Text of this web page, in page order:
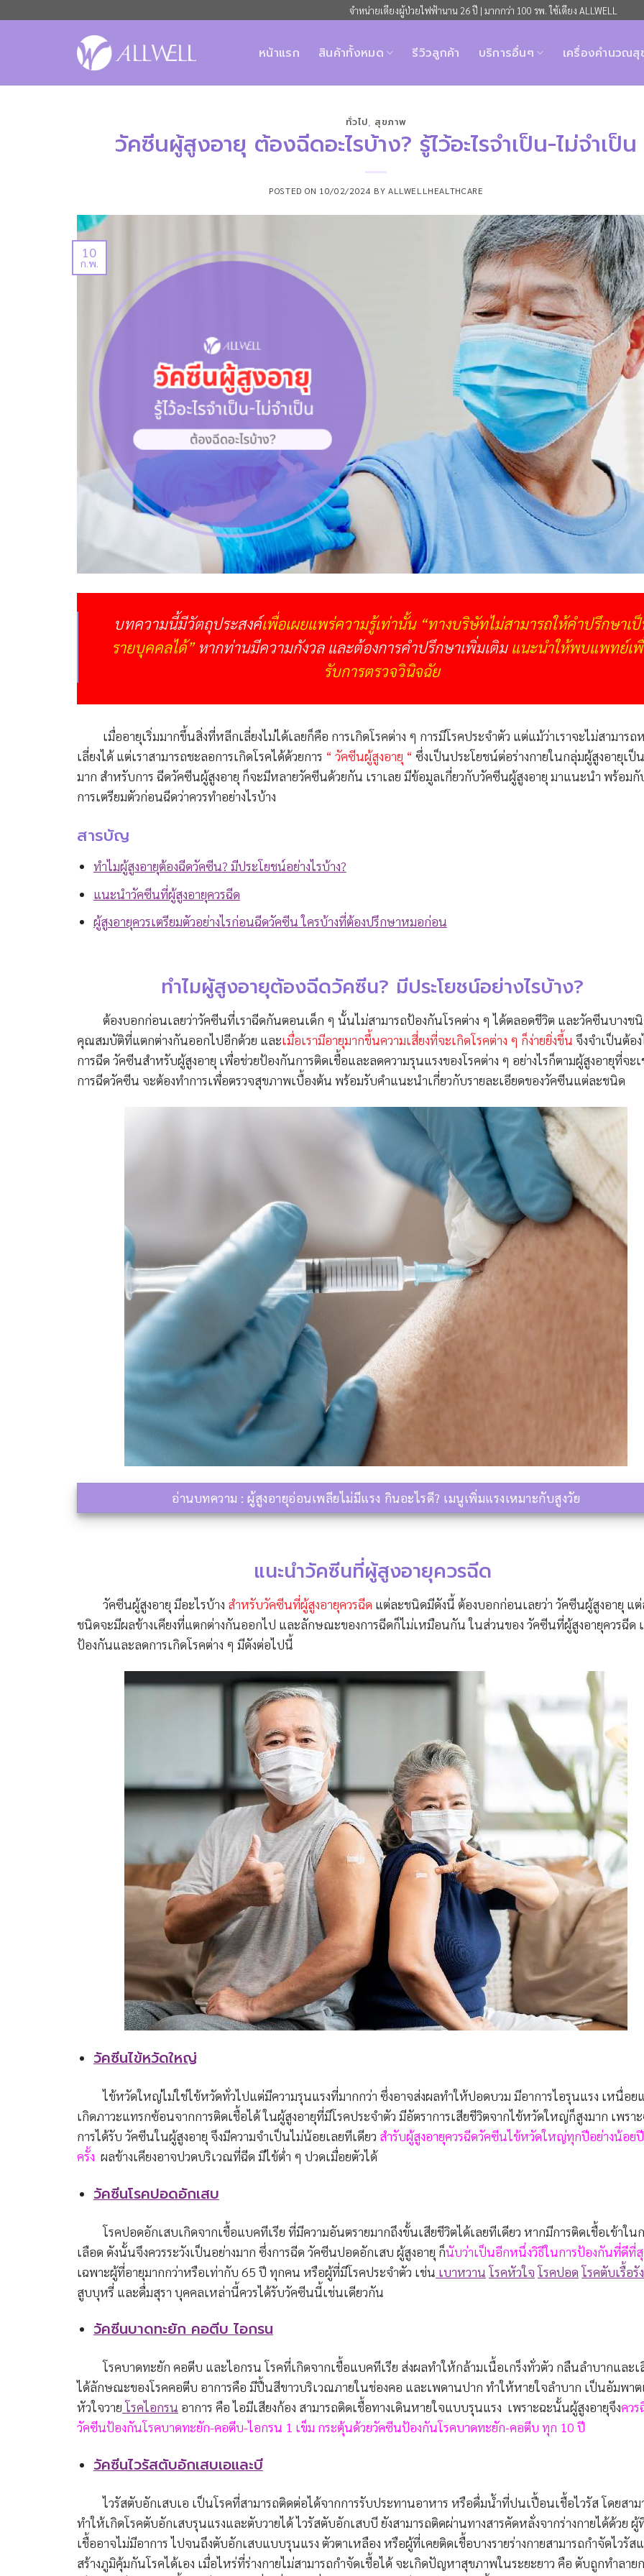
จำหน่ายเตียงผู้ป่วยไฟฟ้านาน 26 ปี | มากกว่า 100 รพ. ใช้เตียง ALLWELL
หน้าแรก สินค้าทั้งหมด รีวิวลูกค้า บริการอื่นๆ เครื่องคำนวณ
ทั่วไป, สุขภาพ
วัคซีนผู้สูงอายุ ต้องฉีดอะไรบ้าง? รู้ไว้อะไรจำเป็น-ไม่จำเป็น
POSTED ON 10/02/2024 BY ALLWELLHEALTHCARE
10
ก.พ.
บทความนี้มีวัตถุประสงค์เพื่อเผยแพร่ความรู้เท่านั้น “ทางบริษัทไม่สามารถให้คำปรึกษาเ
รายบุคคลได้” หากท่านมีความกังวล และต้องการคำปรึกษาเพิ่มเติม แนะนำให้พบแพทย์เ
รับการตรวจวินิจฉัย
เมื่ออายุเริ่มมากขึ้นสิ่งที่หลีกเลี่ยงไม่ได้เลยก็คือ การเกิดโรคต่าง ๆ การมีโรคประจำตัว แต่แม้ว่าเราจะไม่สามารถ
เลี่ยงได้ แต่เราสามารถชะลอการเกิดโรคได้ด้วยการ “ วัคซีนผู้สูงอายุ “ ซึ่งเป็นประโยชน์ต่อร่างกายในกลุ่มผู้สูงอายุเป็
มาก สำหรับการ ฉีดวัคซีนผู้สูงอายุ ก็จะมีหลายวัคซีนด้วยกัน เราเลย มีข้อมูลเกี่ยวกับวัคซีนผู้สูงอายุ มาแนะนำ พร้อมกั
การเตรียมตัวก่อนฉีดว่าควรทำอย่างไรบ้าง
สารบัญ
ทำไมผู้สูงอายุต้องฉีดวัคซีน? มีประโยชน์อย่างไรบ้าง?
แนะนำวัคซีนที่ผู้สูงอายุควรฉีด
ผู้สูงอายุควรเตรียมตัวอย่างไรก่อนฉีดวัคซีน ใครบ้างที่ต้องปรึกษาหมอก่อน
ทำไมผู้สูงอายุต้องฉีดวัคซีน? มีประโยชน์อย่างไรบ้าง?
ต้องบอกก่อนเลยว่าวัคซีนที่เราฉีดกันตอนเด็ก ๆ นั้นไม่สามารถป้องกันโรคต่าง ๆ ได้ตลอดชีวิต และวัคซีนบางช
คุณสมบัติที่แตกต่างกันออกไปอีกด้วย และเมื่อเรามีอายุมากขึ้นความเสี่ยงที่จะเกิดโรคต่าง ๆ ก็ง่ายยิ่งขึ้น จึงจำเป็นต้อ
การฉีด วัคซีนสำหรับผู้สูงอายุ เพื่อช่วยป้องกันการติดเชื้อและลดความรุนแรงของโรคต่าง ๆ อย่างไรก็ตามผู้สูงอายุที่จะ
การฉีดวัคซีน จะต้องทำการเพื่อตรวจสุขภาพเบื้องต้น พร้อมรับคำแนะนำเกี่ยวกับรายละเอียดของวัคซีนแต่ละชนิด
อ่านบทความ : ผู้สูงอายุอ่อนเพลียไม่มีแรง กินอะไรดี? เมนูเพิ่มแรงเหมาะกับสูงวัย
แนะนำวัคซีนที่ผู้สูงอายุควรฉีด
วัคซีนผู้สูงอายุ มีอะไรบ้าง สำหรับวัคซีนที่ผู้สูงอายุควรฉีด แต่ละชนิดมีดังนี้ ต้องบอกก่อนเลยว่า วัคซีนผู้สูงอายุ แ
ชนิดจะมีผลข้างเคียงที่แตกต่างกันออกไป และลักษณะของการฉีดก็ไม่เหมือนกัน ในส่วนของ วัคซีนที่ผู้สูงอายุควรฉีด
ป้องกันและลดการเกิดโรคต่าง ๆ มีดังต่อไปนี้
วัคซีนไข้หวัดใหญ่
ไข้หวัดใหญ่ไม่ใช่ไข้หวัดทั่วไปแต่มีความรุนแรงที่มากกว่า ซึ่งอาจส่งผลทำให้ปอดบวม มีอาการไอรุนแรง เหนื่อย
เกิดภาวะแทรกซ้อนจากการติดเชื้อได้ ในผู้สูงอายุที่มีโรคประจำตัว มีอัตราการเสียชีวิตจากไข้หวัดใหญ่ก็สูงมาก เพรา
การได้รับ วัคซีนในผู้สูงอายุ จึงมีความจำเป็นไม่น้อยเลยทีเดียว สำรับผู้สูงอายุควรฉีดวัคซีนไข้หวัดใหญ่ทุกปีอย่างน้อย
ครั้ง ผลข้างเคียงอาจปวดบริเวณที่ฉีด มีไข้ต่ำ ๆ ปวดเมื่อยตัวได้
วัคซีนโรคปอดอักเสบ
โรคปอดอักเสบเกิดจากเชื้อแบคทีเรีย ที่มีความอันตรายมากถึงขั้นเสียชีวิตได้เลยทีเดียว หากมีการติดเชื้อเข้าใน
เลือด ดังนั้นจึงควรระวังเป็นอย่างมาก ซึ่งการฉีด วัคซีนปอดอักเสบ ผู้สูงอายุ ก็นับว่าเป็นอีกหนึ่งวิธีในการป้องกันที่ดีที่
เฉพาะผู้ที่อายุมากกว่าหรือเท่ากับ 65 ปี ทุกคน หรือผู้ที่มีโรคประจำตัว เช่น เบาหวาน โรคหัวใจ โรคปอด โรคตับเรื้อรัง
สูบบุหรี่ และดื่มสุรา บุคคลเหล่านี้ควรได้รับวัคซีนนี้เช่นเดียวกัน
วัคซีนบาดทะยัก คอตีบ ไอกรน
โรคบาดทะยัก คอตีบ และไอกรน โรคที่เกิดจากเชื้อแบคทีเรีย ส่งผลทำให้กล้ามเนื้อเกร็งทั่วตัว กลืนลำบากและเ
ได้ลักษณะของโรคคอตีบ อาการคือ มีปื้นสีขาวบริเวณภายในช่องคอ และเพดานปาก ทำให้หายใจลำบาก เป็นอัมพา
หัวใจวายโรคไอกรน อาการ คือ ไอมีเสียงก้อง สามารถติดเชื้อทางเดินหายใจแบบรุนแรง เพราะฉะนั้นผู้สูงอายุจึงควร
วัคซีนป้องกันโรคบาดทะยัก-คอตีบ-ไอกรน 1 เข็ม กระตุ้นด้วยวัคซีนป้องกันโรคบาดทะยัก-คอตีบ ทุก 10 ปี
วัคซีนไวรัสตับอักเสบเอและบี
ไวรัสตับอักเสบเอ เป็นโรคที่สามารถติดต่อได้จากการรับประทานอาหาร หรือดื่มน้ำที่ปนเปื้อนเชื้อไวรัส โดยสาม
ทำให้เกิดโรคตับอักเสบรุนแรงและตับวายได้ ไวรัสตับอักเสบบี ยังสามารถติดผ่านทางสารคัดหลั่งจากร่างกายได้ด้วย ผู้
เชื้ออาจไม่มีอาการ ไปจนถึงตับอักเสบแบบรุนแรง ตัวตาเหลือง หรือผู้ที่เคยติดเชื้อบางรายร่างกายสามารถกำจัดไวรัส
สร้างภูมิคุ้มกันโรคได้เอง เมื่อไหร่ที่ร่างกายไม่สามารถกำจัดเชื้อได้ จะเกิดปัญหาสุขภาพในระยะยาว คือ ตับถูกทำลาย